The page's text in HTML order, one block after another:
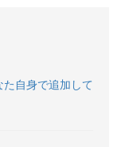
た自身で追加して